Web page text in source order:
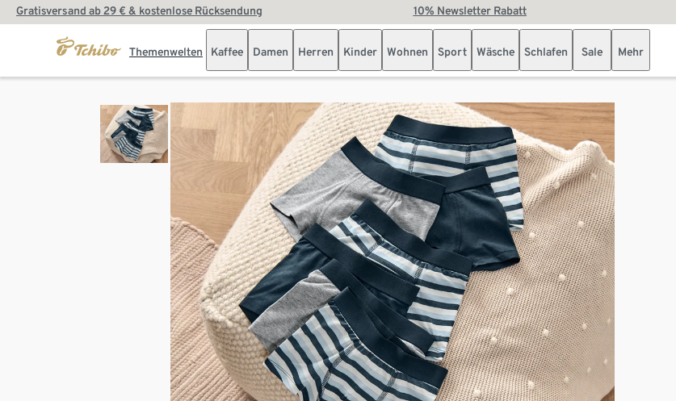
Gratisversand ab 29 € & kostenlose Rücksendung 10% Newsletter Rabatt
Themenwelten Kaffee Damen Herren Kinder Wohnen Sport Wäsche Schlafen Sale Mehr